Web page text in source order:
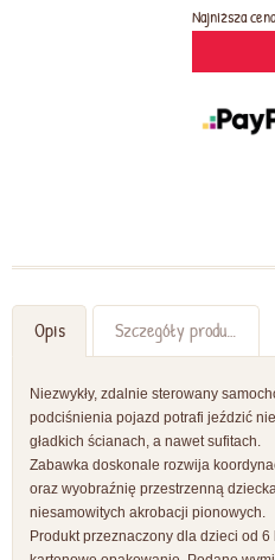
Najniższa
Opis Szczegóły produktu
Niezwykły, zdalnie sterowany
podciśnienia pojazd potrafi jeździć
gładkich ścianach, a nawet sufitach.
Zabawka doskonale rozwija
oraz wyobraźnię przestrzenną
niesamowitych akrobacji pionowych.
Produkt przeznaczony dla dzieci od